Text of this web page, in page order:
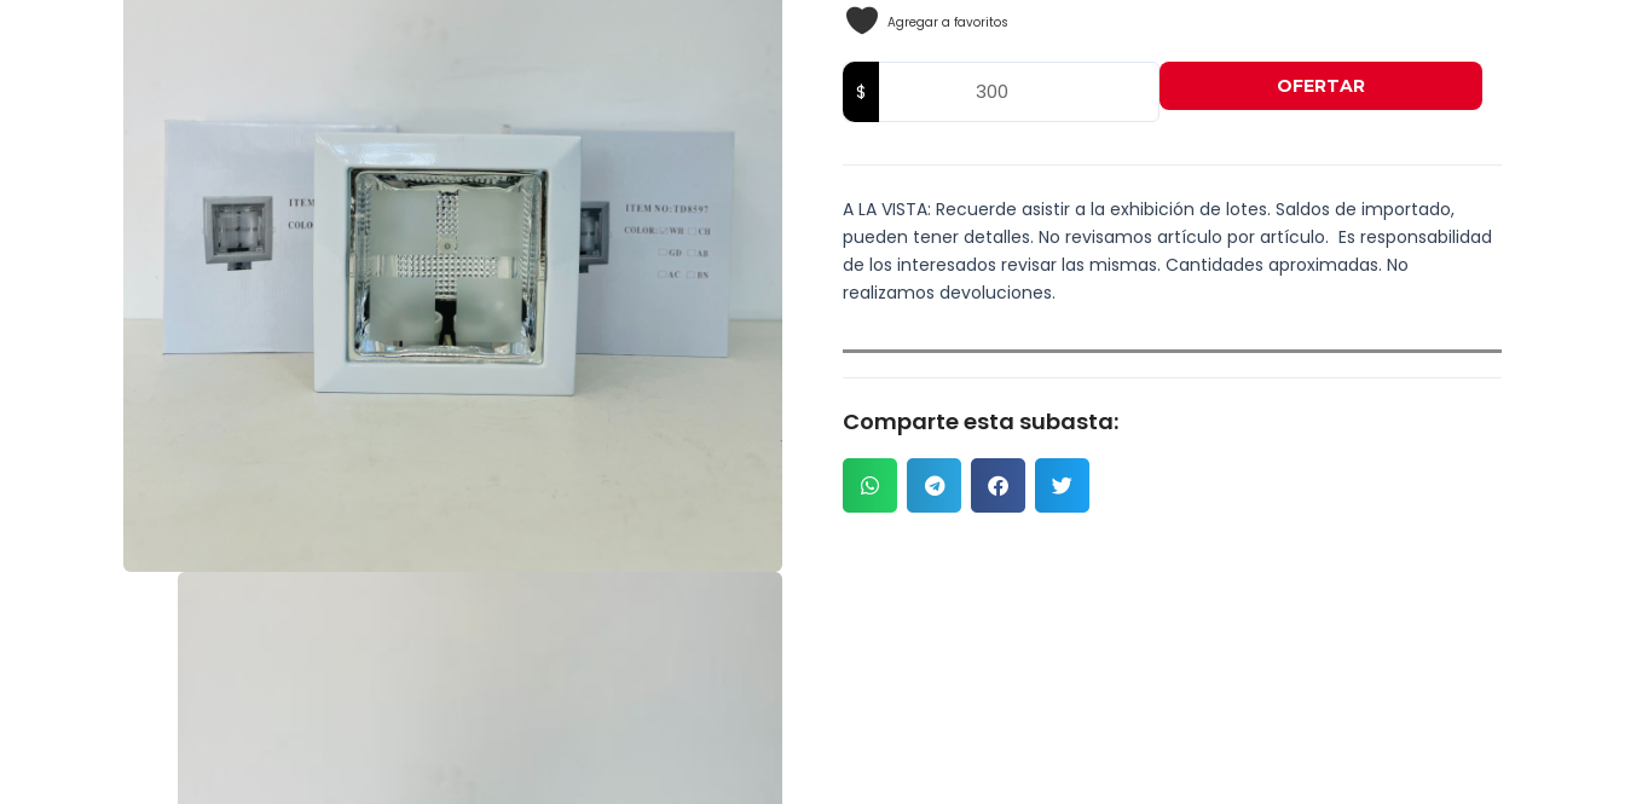
Agregar a favoritos
OFERTAR
A LA VISTA: Recuerde asistir a la exhibición de lotes. Saldos de importado,
pueden tener detalles. No revisamos artículo por artículo. Es responsabilidad
de los interesados revisar las mismas. Cantidades aproximadas. No
realizamos devoluciones.
Comparte esta subasta: